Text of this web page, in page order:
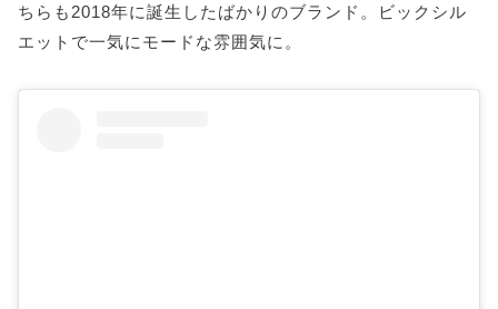
ちらも2018年に誕生したばかりのブランド。ビックシル
エットで一気にモードな雰囲気に。